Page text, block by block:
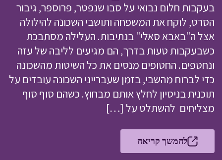
בעקבות חלום נבואי על סבו שנפטר, פרוספר, גיבור
הסרט, לוקח את המשפחה ותושבי השכונה להילולה
אצל ה"באבא סאלי" בנתיבות. העלילה מסתבכת
כשבעקבות טעות בדרך, הם מגיעים לליבה של עזה
ונחטפים. החטופים מנסים את כל השיטות מהשכונה
כדי לברוח מהשבי, בזמן שעברייני השכונה עובדים על
תוכנית בניסיון לחלץ אותם מבחוץ. כשהם סוף סוף
מצליחים להשתלט על […]
להמשך קריאה